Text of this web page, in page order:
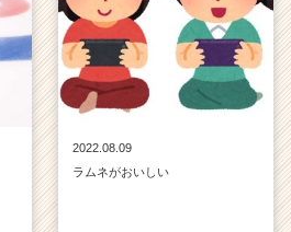
2022.08.09
ラムネがおいしい